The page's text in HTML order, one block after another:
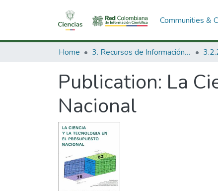
Communities &
Home 3. Recursos de Información Científica y Tecnológica
Publication: La
Nacional